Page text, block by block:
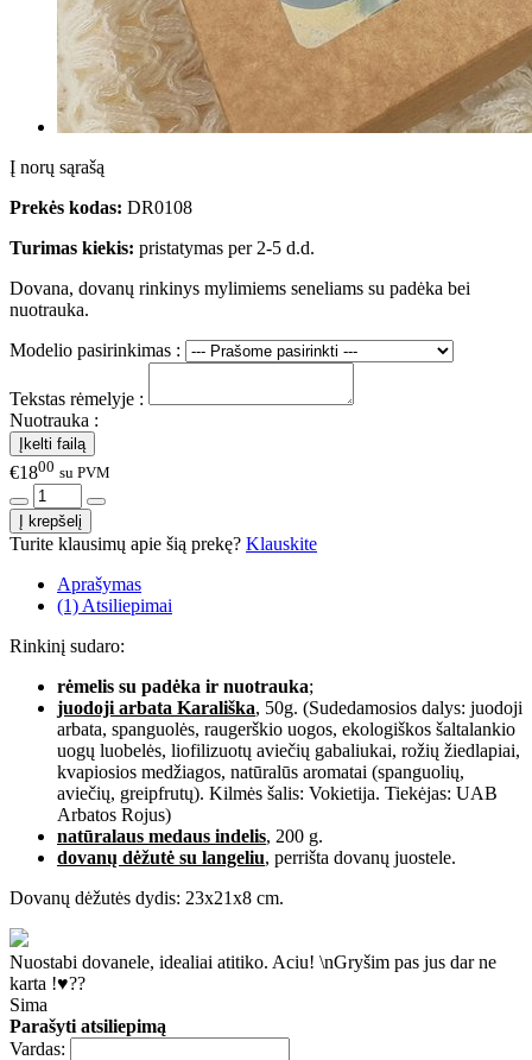
Į norų sąrašą
Prekės kodas: DR0108
Turimas kiekis: pristatymas per 2-5 d.d.
Dovana, dovanų rinkinys mylimiems seneliams su padėka bei
nuotrauka.
Modelio pasirinkimas :
Tekstas rėmelyje :
Nuotrauka :
€1800 su PVM
Turite klausimų apie šią prekę? Klauskite
Aprašymas
(1) Atsiliepimai
Rinkinį sudaro:
rėmelis su padėka ir nuotrauka;
juodoji arbata Karališka, 50g. (Sudedamosios dalys: juodoji
arbata, spanguolės, raugerškio uogos, ekologiškos šaltalankio
uogų luobelės, liofilizuotų aviečių gabaliukai, rožių žiedlapiai,
kvapiosios medžiagos, natūralūs aromatai (spanguolių,
aviečių, greipfrutų). Kilmės šalis: Vokietija. Tiekėjas: UAB
Arbatos Rojus)
natūralaus medaus indelis, 200 g.
dovanų dėžutė su langeliu, perrišta dovanų juostele.
Dovanų dėžutės dydis: 23x21x8 cm.
Nuostabi dovanele, idealiai atitiko. Aciu! \nGryšim pas jus dar ne
karta !♥️??
Sima
Parašyti atsiliepimą
Vardas: